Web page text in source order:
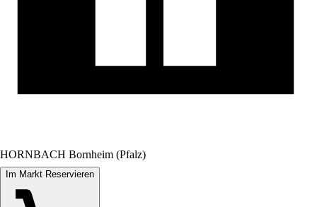
HORNBACH Bornheim (Pfalz)
Im Markt Reservieren